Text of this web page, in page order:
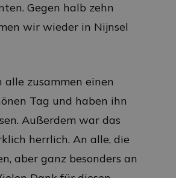
Gegen halb zehn
wir wieder in Nijnsel
zusammen einen
Tag und haben ihn
Außerdem war das
herrlich. An alle, die
aber ganz besonders an